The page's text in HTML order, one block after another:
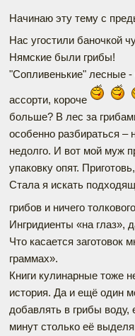
Начинаю эту тему с
Нас угостили баночкой
Нямские были грибы!
"Сопливенькие" лесные
ассорти, короче
больше? В лес за
особенно разбираться –
недолго. И вот мой муж
упаковку опят.
Стала я искать
грибов и ничего
Ингридиенты «на глаз»,
Что касается заготовок
граммах».
Книги кулинарные тоже
история. Да и ещё один
добавлять в грибы
минут столько её